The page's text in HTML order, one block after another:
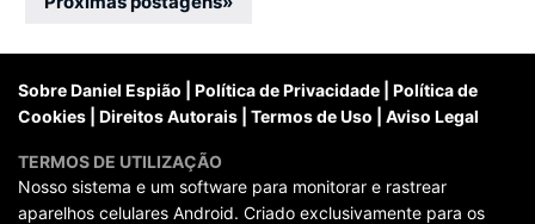
posts
Sobre Daniel Espião Política de Privacidade
Política de
Cookies
Direitos Autorais Termos de Uso Aviso Legal
TERMOS DE UTILIZAÇÃO
Nosso sistema e um software para monitorar e rastrear
aparelhos celulares Android. Criado exclusivamente para os